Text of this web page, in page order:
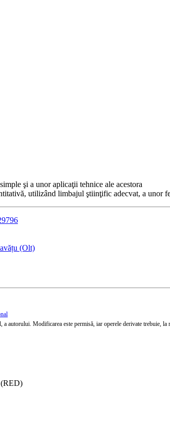
şi a unor aplicaţii tehnice ale acestora
utilizând limbajul ştiinţific adecvat, a unor
(Olt)
autorului. Modificarea este permisă, iar operele derivate trebuie,
(RED)